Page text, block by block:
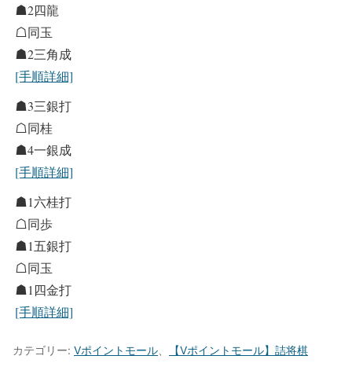
☗2四龍
☖同玉
☗2三角成
[手順詳細]
☗3三銀打
☖同桂
☗4一銀成
[手順詳細]
☗1六桂打
☖同歩
☗1五銀打
☖同玉
☗1四金打
[手順詳細]
カテゴリー: Vポイントモール 【Vポイントモール】詰将棋